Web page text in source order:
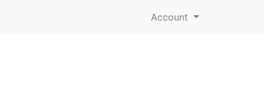
Account